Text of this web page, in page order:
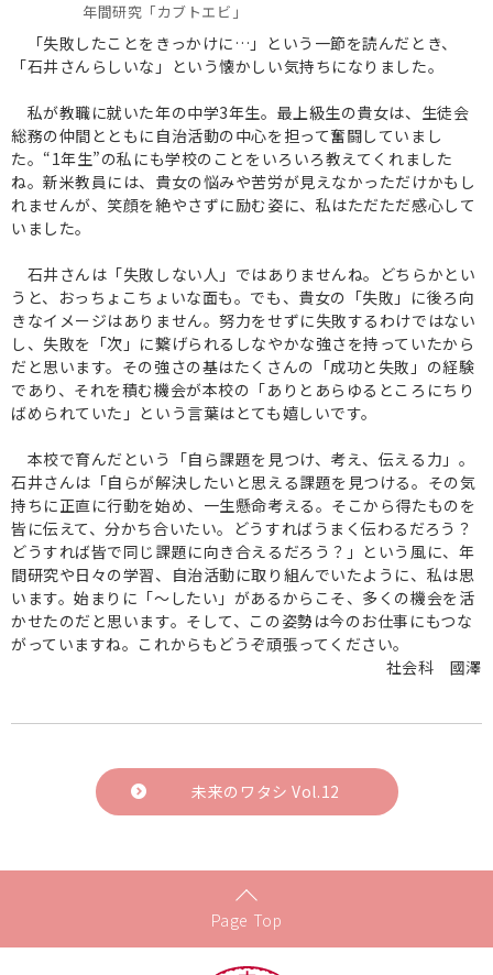
年間研究「カブトエビ」
「失敗したことをきっかけに…」という一節を読んだとき、
「石井さんらしいな」という懐かしい気持ちになりました。
私が教職に就いた年の中学3年生。最上級生の貴女は、生徒会
総務の仲間とともに自治活動の中心を担って奮闘していまし
た。“1年生”の私にも学校のことをいろいろ教えてくれました
ね。新米教員には、貴女の悩みや苦労が見えなかっただけかもし
れませんが、笑顔を絶やさずに励む姿に、私はただただ感心して
いました。
石井さんは「失敗しない人」ではありませんね。どちらかとい
うと、おっちょこちょいな面も。でも、貴女の「失敗」に後ろ向
きなイメージはありません。努力をせずに失敗するわけではない
し、失敗を「次」に繋げられるしなやかな強さを持っていたから
だと思います。その強さの基はたくさんの「成功と失敗」の経験
であり、それを積む機会が本校の「ありとあらゆるところにちり
ばめられていた」という言葉はとても嬉しいです。
本校で育んだという「自ら課題を見つけ、考え、伝える力」。
石井さんは「自らが解決したいと思える課題を見つける。その気
持ちに正直に行動を始め、一生懸命考える。そこから得たものを
皆に伝えて、分かち合いたい。どうすればうまく伝わるだろう？
どうすれば皆で同じ課題に向き合えるだろう？」という風に、年
間研究や日々の学習、自治活動に取り組んでいたように、私は思
います。始まりに「～したい」があるからこそ、多くの機会を活
かせたのだと思います。そして、この姿勢は今のお仕事にもつな
がっていますね。これからもどうぞ頑張ってください。
社会科 國澤
未来のワタシ Vol.12
Page Top